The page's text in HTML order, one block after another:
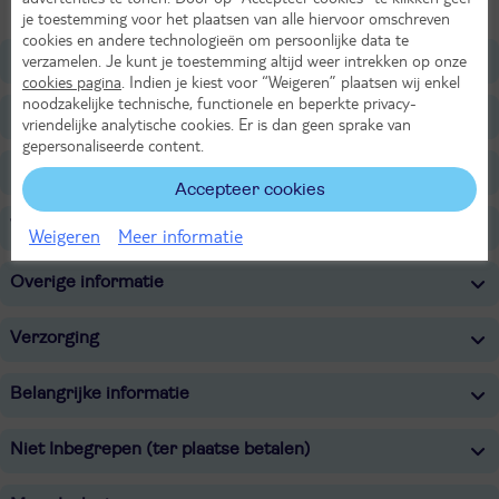
betoveren door deze geweldige stad.
Ligging
Faciliteiten
Restaurants/Bars
Voor de kinderen
Overige informatie
Verzorging
Belangrijke informatie
Niet Inbegrepen (ter plaatse betalen)
je toestemming voor het plaatsen van alle hiervoor omschreven
cookies en andere technologieën om persoonlijke data te
verzamelen. Je kunt je toestemming altijd weer intrekken op onze
cookies pagina . Indien je kiest voor “Weigeren” plaatsen wij enkel
noodzakelijke technische, functionele en beperkte privacy-
vriendelijke analytische cookies. Er is dan geen sprake van
gepersonaliseerde content.
Accepteer cookies
Weigeren Meer informatie